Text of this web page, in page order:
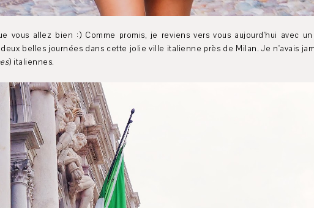
vous allez bien :) Comme promis, je reviens vers vous aujourd'hui avec
belles journées dans cette jolie ville italienne près de Milan. Je n'avais
) italiennes.